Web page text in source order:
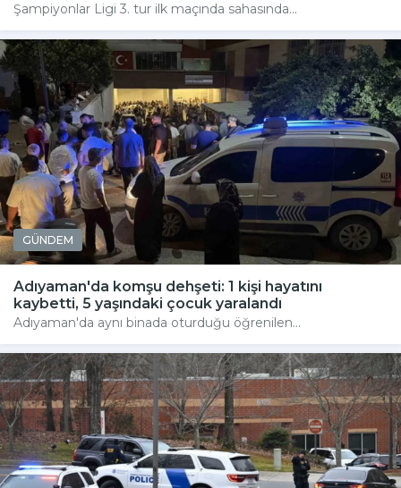
Şampiyonlar Ligi 3. tur ilk maçında sahasında...
GÜNDEM
Adıyaman'da komşu dehşeti: 1 kişi hayatını
kaybetti, 5 yaşındaki çocuk yaralandı
Adıyaman'da aynı binada oturduğu öğrenilen...